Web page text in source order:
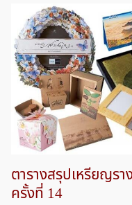
ตารางสรุปเหรียญร
ครั้งที่ 14